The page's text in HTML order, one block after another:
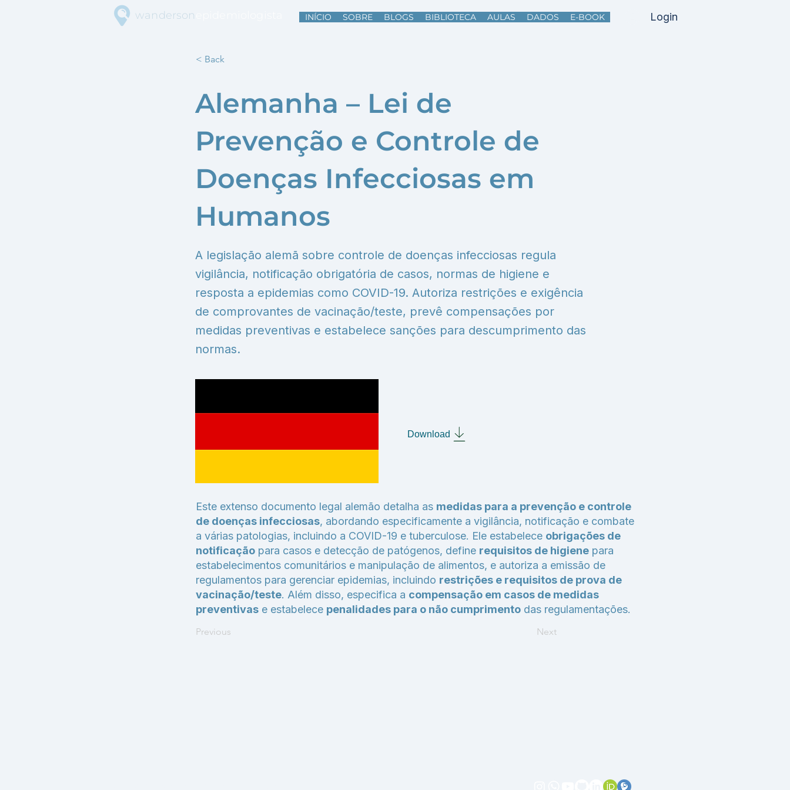
wanderson INÍCIO SOBRE BLOGS BIBLIOTECA AULAS DADOS E-BOOK Login
< Back
Alemanha – Lei de
Prevenção e Controle de
Doenças Infecciosas em
Humanos
A legislação alemã sobre controle de doenças infecciosas regula
vigilância, notificação obrigatória de casos, normas de higiene e
resposta a epidemias como COVID-19. Autoriza restrições e exigência
de comprovantes de vacinação/teste, prevê compensações por
medidas preventivas e estabelece sanções para descumprimento das
normas.
Download
Este extenso documento legal alemão detalha as medidas para a prevenção e controle
de doenças infecciosas, abordando especificamente a vigilância, notificação e combate
a várias patologias, incluindo a COVID-19 e tuberculose. Ele estabelece obrigações de
notificação para casos e detecção de patógenos, define requisitos de higiene para
estabelecimentos comunitários e manipulação de alimentos, e autoriza a emissão de
regulamentos para gerenciar epidemias, incluindo restrições e requisitos de prova de
vacinação/teste. Além disso, especifica a compensação em casos de medidas
preventivas e estabelece penalidades para o não cumprimento das regulamentações.
Previous Next